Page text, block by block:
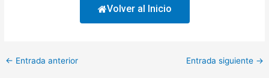
Volver al Inicio
← Entrada anterior Entrada siguiente →